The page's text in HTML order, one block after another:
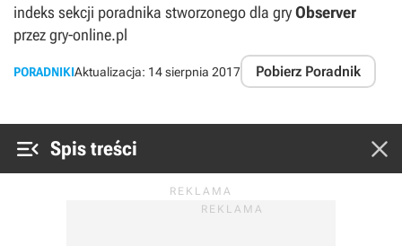
indeks sekcji poradnika stworzonego dla gryObserver
przez gry-online.pl
PORADNIKIAktualizacja: 14 sierpnia 2017 Pobierz Poradnik
 Spis treści 